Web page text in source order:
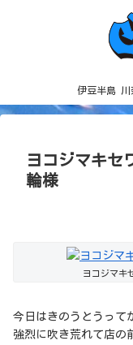
伊豆半島 川
ヨコジマキ
輪様
ヨコジマキ
今日はきのうとうって
強烈に吹き荒れて店の